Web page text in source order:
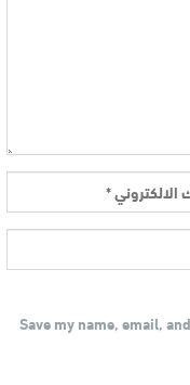
Save my name, email,